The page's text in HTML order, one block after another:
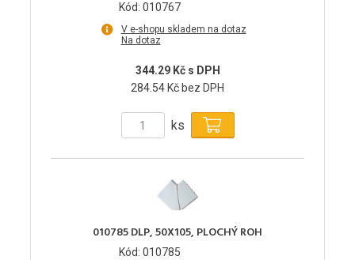
Kód: 010767
V e-shopu skladem na dotaz
Na dotaz
344.29 Kč s DPH
284.54 Kč bez DPH
ks
010785 DLP, 50X105, PLOCHÝ ROH
Kód: 010785